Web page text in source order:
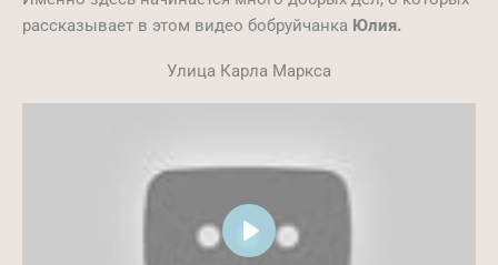
рассказывает в этом видео бобруйчанка Юлия.
Улица Карла Маркса
Play